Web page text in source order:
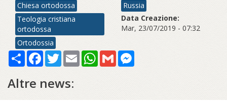
Chiesa ortodossa
Teologia cristiana
ortodossa
Ortodossia
Russia
Data Creazione:
Mar, 23/07/2019 - 07:32
Share Facebook
TwitterEmail WhatsApp
Gmail
Altre news: